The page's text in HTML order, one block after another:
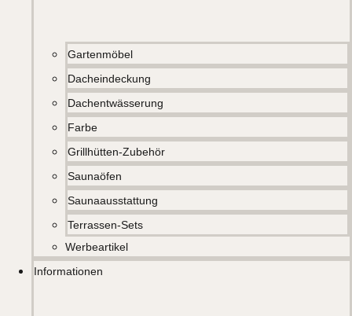
Gartenmöbel
Dacheindeckung
Dachentwässerung
Farbe
Grillhütten-Zubehör
Saunaöfen
Saunaausstattung
Terrassen-Sets
Werbeartikel
Informationen